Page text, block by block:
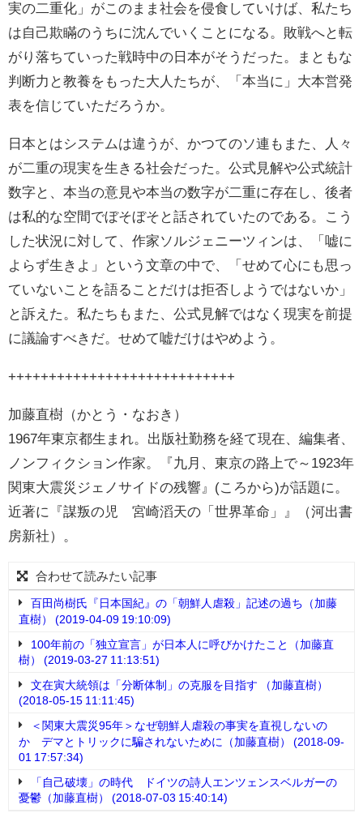
実の二重化」がこのまま社会を侵食していけば、私たち
は自己欺瞞のうちに沈んでいくことになる。敗戦へと転
がり落ちていった戦時中の日本がそうだった。まともな
判断力と教養をもった大人たちが、「本当に」大本営発
表を信じていただろうか。
日本とはシステムは違うが、かつてのソ連もまた、人々
が二重の現実を生きる社会だった。公式見解や公式統計
数字と、本当の意見や本当の数字が二重に存在し、後者
は私的な空間でぼそぼそと話されていたのである。こう
した状況に対して、作家ソルジェニーツィンは、「嘘に
よらず生きよ」という文章の中で、「せめて心にも思っ
ていないことを語ることだけは拒否しようではないか」
と訴えた。私たちもまた、公式見解ではなく現実を前提
に議論すべきだ。せめて嘘だけはやめよう。
++++++++++++++++++++++++++++
加藤直樹（かとう・なおき）
1967年東京都生まれ。出版社勤務を経て現在、編集者、
ノンフィクション作家。『九月、東京の路上で～1923年
関東大震災ジェノサイドの残響』(ころから)が話題に。
近著に『謀叛の児 宮崎滔天の「世界革命」』（河出書
房新社）。
合わせて読みたい記事
百田尚樹氏『日本国紀』の「朝鮮人虐殺」記述の過ち（加藤
直樹） (2019-04-09 19:10:09)
100年前の「独立宣言」が日本人に呼びかけたこと（加藤直
樹） (2019-03-27 11:13:51)
文在寅大統領は「分断体制」の克服を目指す （加藤直樹）
(2018-05-15 11:11:45)
＜関東大震災95年＞なぜ朝鮮人虐殺の事実を直視しないの
か デマとトリックに騙されないために（加藤直樹） (2018-09-
01 17:57:34)
「自己破壊」の時代 ドイツの詩人エンツェンスベルガーの
憂鬱（加藤直樹） (2018-07-03 15:40:14)